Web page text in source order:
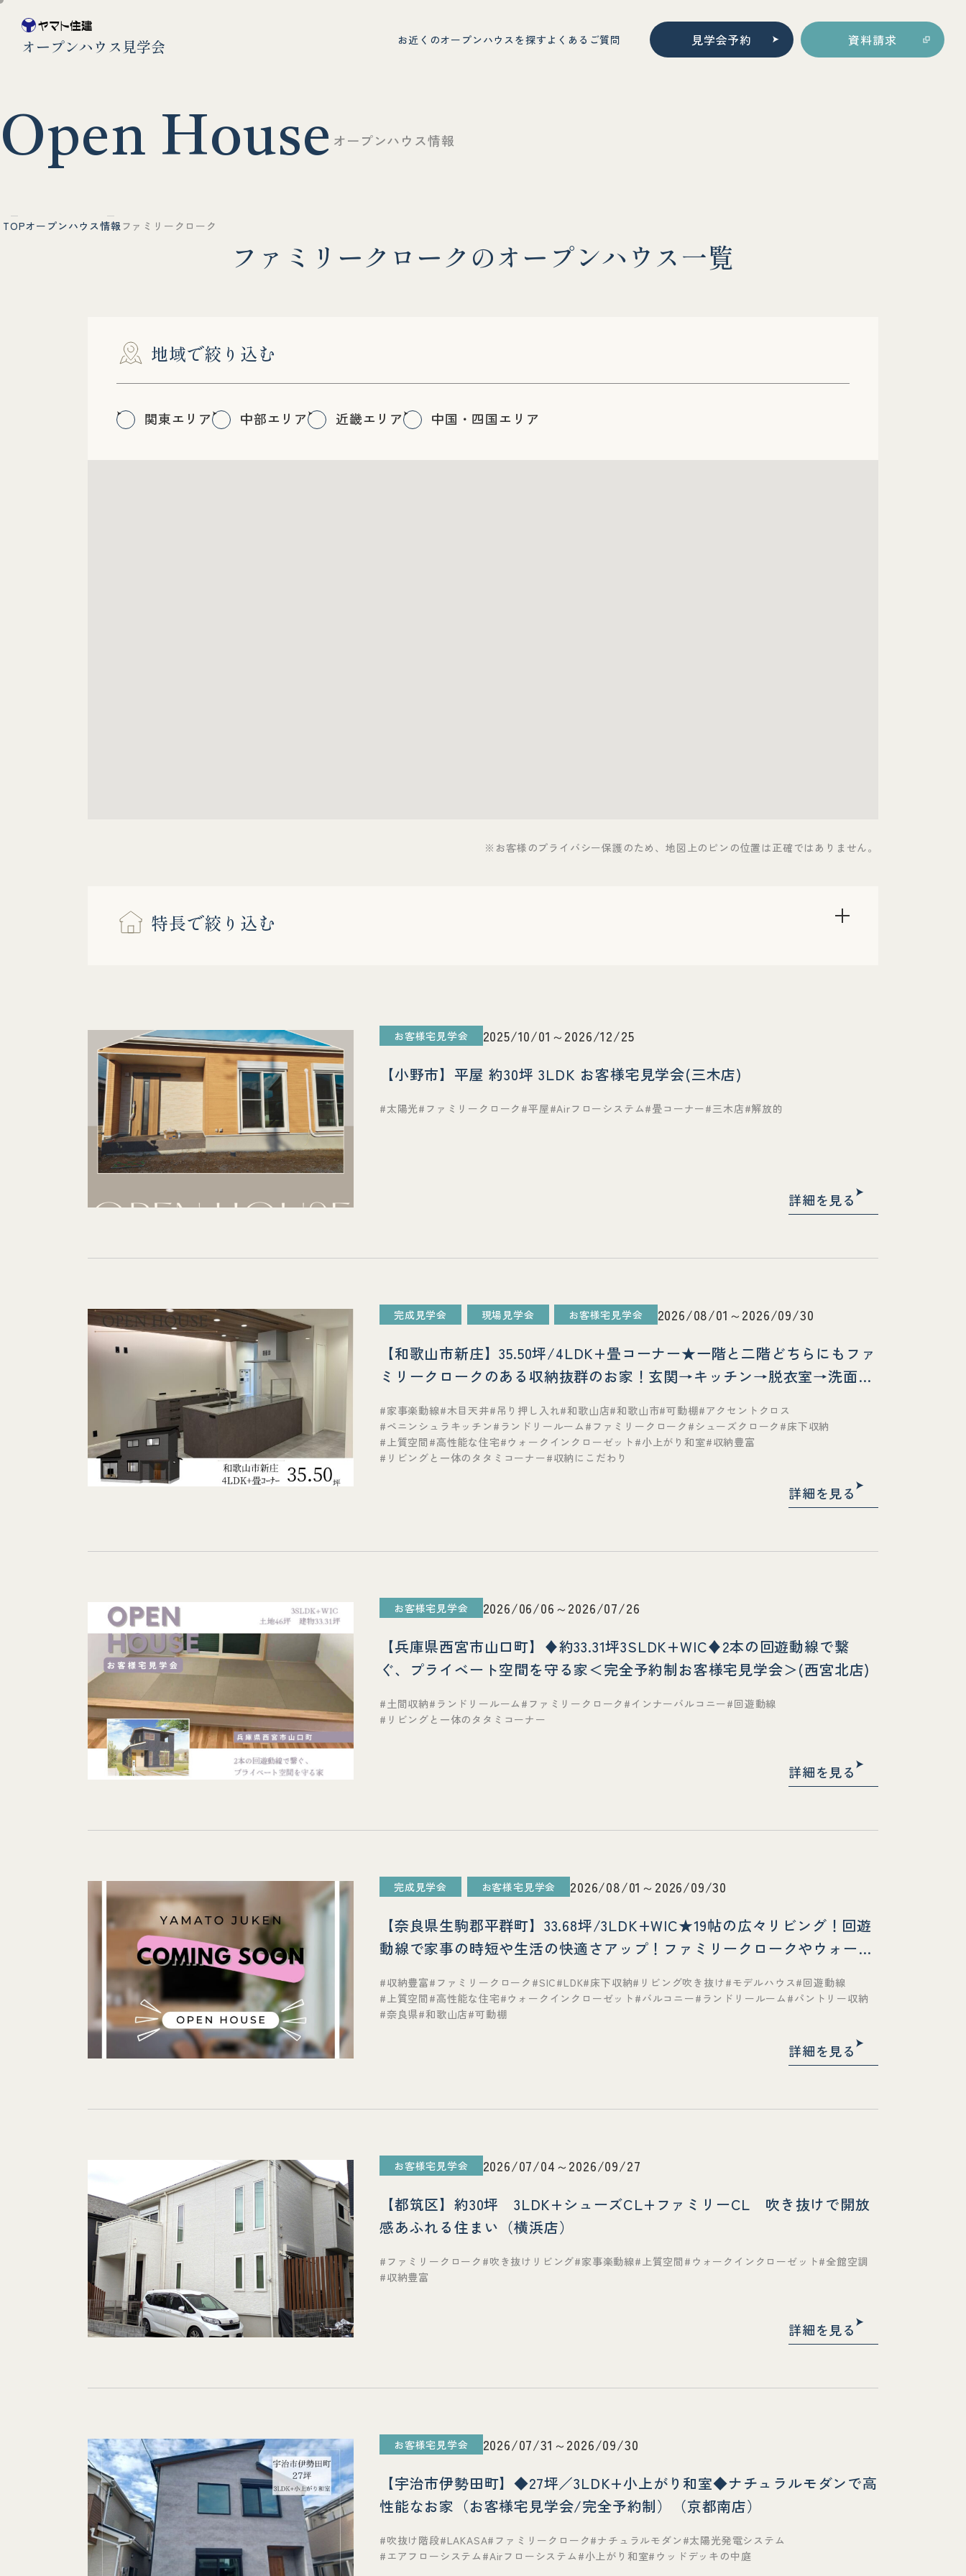
オープンハウス見学会 見学会予約 資料請求
お近くのオープンハウスを探すよくあるご質問
Open House オープンハウ ス情報
TOPオープンハウス情報ファミリークローク
フ ァ ミ リ ーク ロ ーク のオー プンハウス一覧
地域で絞り込む
関東エリア 中部エリア 近畿エリア 中国・四国エリア
※お客様のプライバシー保護のため、地図上のピンの位置は正確ではありません。
特長で絞り込む
お客様宅見学会 2025/10/01～2026/12/25
【小野市】平屋 約30坪 3LDK お客様宅見学会(三木店)
太陽光 ファミリークローク 平屋 Airフローシステム 畳コーナー 三木店 解放的
詳細を見る
完成見学会 現場見学会 お客様宅見学会 2026/08/01～2026/09/30
【和歌山市新庄】35.50坪/4LDK+畳コーナー★一階と二階どちらにもファ
ミリークロークのある収納抜群のお家！玄関→キッチン→脱衣室→洗面室
家事楽動線 木目天井 吊り押し入れ 和歌山店 和歌山市 可動棚 アクセントクロス
ペニンシュラキッチン
ランドリールーム ファミリークローク シューズクローク
床下収納
上質空間
高性能な住宅 ウォークインクローゼット 小上がり和室 収納豊富
リビングと一体のタタミコーナー
収納にこだわり
詳細を見る
お客様宅見学会 2026/06/06～2026/07/26
【兵庫県西宮市山口町】♦約33.31坪3SLDK+WIC♦2本の回遊動線で繋
ぐ、プライベート空間を守る家＜完全予約制お客様宅見学会＞(西宮北店)
土間収納 ランドリールーム ファミリークローク インナーバルコニー
回遊動線
リビングと一体のタタミコーナー
詳細を見る
完成見学会 お客様宅見学会 2026/08/01～2026/09/30
【奈良県生駒郡平群町】33.68坪/3LDK+WIC★19帖の広々リビング！回遊
動線で家事の時短や生活の快適さアップ！ファミリークロークやウォーク
収納豊富 ファミリークローク SIC LDK 床下収納 リビング吹き抜け モデルハウス
回遊動線
上質空間
高性能な住宅 ウォークインクローゼット バルコニー ランドリールーム
パントリー収納
奈良県 和歌山店 可動棚
詳細を見る
お客様宅見学会 2026/07/04～2026/09/27
【都筑区】約30坪 3LDK+シューズCL+ファミリーCL 吹き抜けで開放
感あふれる住まい（横浜店）
ファミリークローク 吹き抜けリビング 家事楽動線 上質空間 ウォークインクローゼット
全館空調
収納豊富
詳細を見る
お客様宅見学会 2026/07/31～2026/09/30
【宇治市伊勢田町】◆27坪／3LDK+小上がり和室◆ナチュラルモダンで高
性能なお家（お客様宅見学会/完全予約制）（京都南店）
吹抜け階段 LAKASA ファミリークローク ナチュラルモダン
太陽光発電システム
エアフローシステム
Airフローシステム 小上がり和室 ウッドデッキの中庭